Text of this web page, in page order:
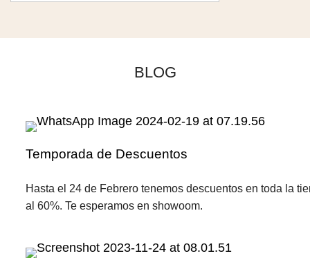
BLOG
Temporada de Descuentos
Hasta el 24 de Febrero tenemos descuentos en toda la
al 60%. Te esperamos en showoom.